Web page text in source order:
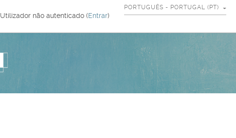
PORTUGUÊS - PORTUGAL ‎(PT)‎
Utilizador não autenticado (Entrar)